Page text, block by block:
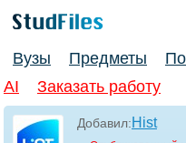
Вузы Предметы
AI
Заказать работу
Добавил:Hist